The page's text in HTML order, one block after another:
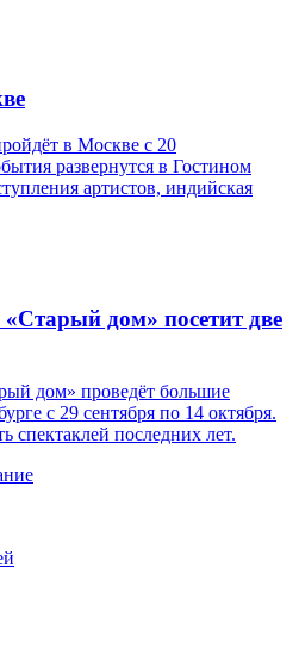
в Москве с 20
развернутся в Гостином
артистов, индийская
дом» посетит две
дом» проведёт большие
с 29 сентября по 14 октября.
спектаклей последних лет.